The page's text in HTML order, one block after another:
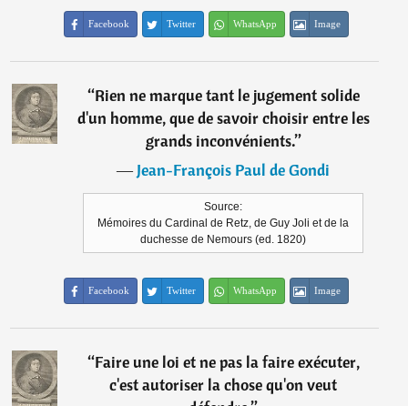
Facebook Twitter WhatsApp Image
“Rien ne marque tant le jugement solide
d'un homme, que de savoir choisir entre les
grands inconvénients.”
―Jean-François Paul de Gondi
Source:
Mémoires du Cardinal de Retz, de Guy Joli et de la
duchesse de Nemours (ed. 1820)
Facebook Twitter WhatsApp Image
“Faire une loi et ne pas la faire exécuter,
c'est autoriser la chose qu'on veut